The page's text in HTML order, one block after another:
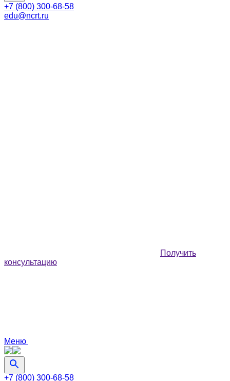
+7 (800) 300-68-58
edu@ncrt.ru
Получить
консультацию
Меню
+7 (800) 300-68-58